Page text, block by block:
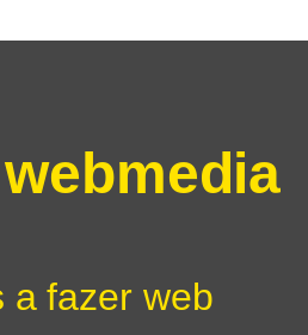
a fazer web